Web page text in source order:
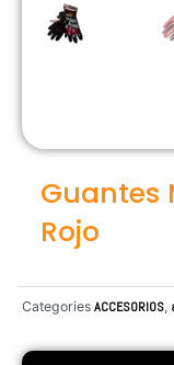
Guantes
Rojo
Categories ACCESORIOS,